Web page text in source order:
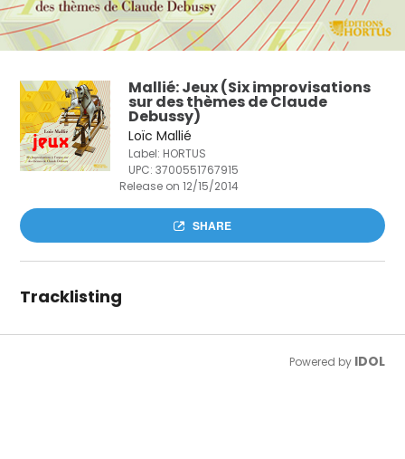
Mallié: Jeux (Six improvisations
sur des thèmes de Claude
Debussy)
Loïc Mallié
Label: HORTUS
UPC:3700551767915
Release on 12/15/2014
SHARE
Tracklisting
Powered by IDOL